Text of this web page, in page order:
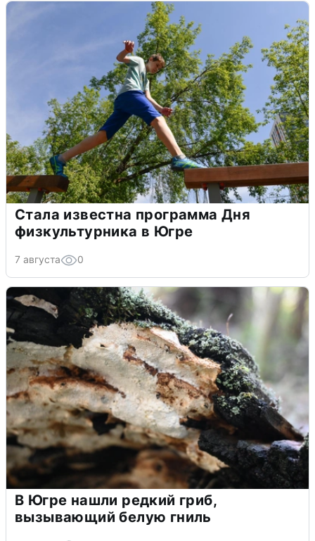
Стала известна программа Дня
физкультурника в Югре
7 августа 0
В Югре нашли редкий гриб,
вызывающий белую гниль